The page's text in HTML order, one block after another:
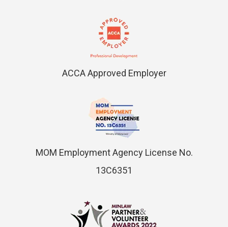
ACCA Approved Employer
MOM Employment Agency License No.
13C6351